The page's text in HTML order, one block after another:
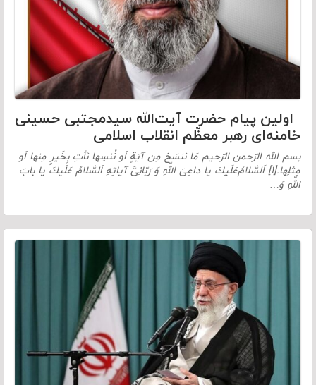
اولین پیام حضرت آیت‌الله سیدمجتبی حسینی
خامنه‌ای رهبر معظّم انقلاب اسلامی
بسم الله الرّحمن الرّحیم مَا نَنسَخ مِن آیَةٍ اَو نُنسِها نَأتِ بِخَیرٍ مِنها اَو
مِثلِها.[۱] اَلسَّلامُ‌عَلَیكَ یا داعِیَ اللّهِ وَ رَبّانِیَّ آیاتِهِ اَلسَّلامُ عَلَیكَ یا بابَ
اللّهِ وَ…